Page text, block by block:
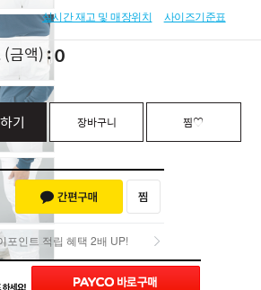
실시간 재고 및 매장위치 사이즈기준표
(금액) 0
기 장바구니 찜♡
포인트 적립 혜택 2배 UP!
포인트 적립 혜택 2배 UP!